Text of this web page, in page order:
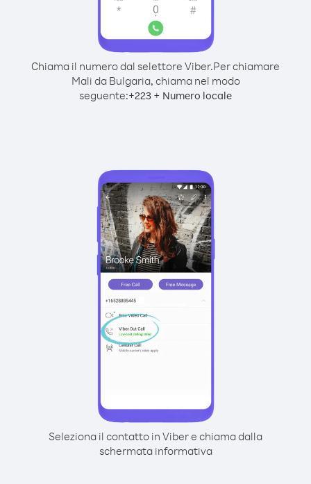
Chiama il numero dal selettore Viber.Per chiamare
Mali da Bulgaria, chiama nel modo
seguente:+223 + Numero locale
Seleziona il contatto in Viber e chiama dalla
schermata informativa